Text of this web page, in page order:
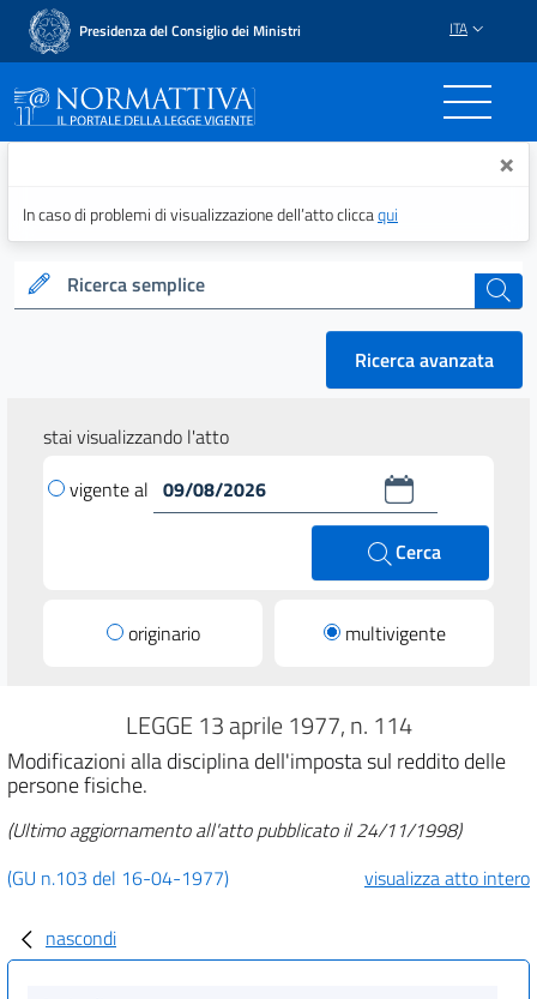
Presidenza del Consiglio dei Ministri ITA
Normattiva - Il portale ×
In caso di problemi di visualizzazione dell’atto cliccaqui
Ricerca semplice cerca
Ricerca avanzata
stai visualizzando l'atto
vigente al
Cerca
originario multivigente
LEGGE 13 aprile 1977, n. 114
Modificazioni alla disciplina dell'imposta sul reddito delle
persone fisiche.
(Ultimo aggiornamento all'atto pubblicato il 24/11/1998)
(GU n.103 del 16-04-1977)
visualizza atto intero
nascondi